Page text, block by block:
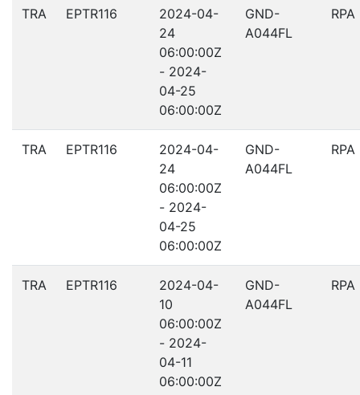
TRA EPTR116
2024-04-
24
06:00:00Z
- 2024-
04-25
06:00:00Z
GND-
A044FL
RPA
TRA EPTR116
2024-04-
24
06:00:00Z
- 2024-
04-25
06:00:00Z
GND-
A044FL
RPA
TRA EPTR116
2024-04-
10
06:00:00Z
- 2024-
04-11
06:00:00Z
GND-
A044FL
RPA